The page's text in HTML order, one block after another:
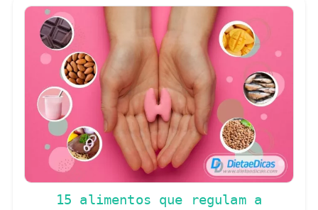
15 alimentos que regulam a